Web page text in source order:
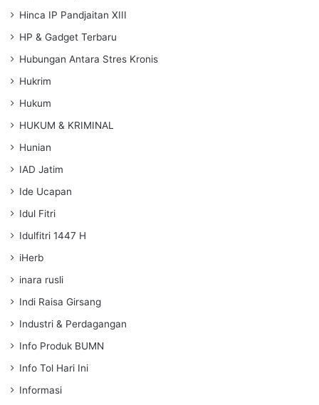
Hinca IP Pandjaitan XIII
HP & Gadget Terbaru
Hubungan Antara Stres Kronis
Hukrim
Hukum
HUKUM & KRIMINAL
Hunian
IAD Jatim
Ide Ucapan
Idul Fitri
Idulfitri 1447 H
iHerb
inara rusli
Indi Raisa Girsang
Industri & Perdagangan
Info Produk BUMN
Info Tol Hari Ini
Informasi